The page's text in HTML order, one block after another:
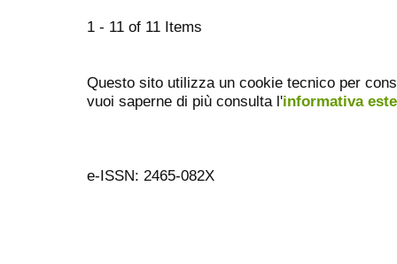
1 - 11 of 11 Items
Questo sito utilizza un cookie tecnico per
vuoi saperne di più consulta l'informativa
e-ISSN: 2465-082X